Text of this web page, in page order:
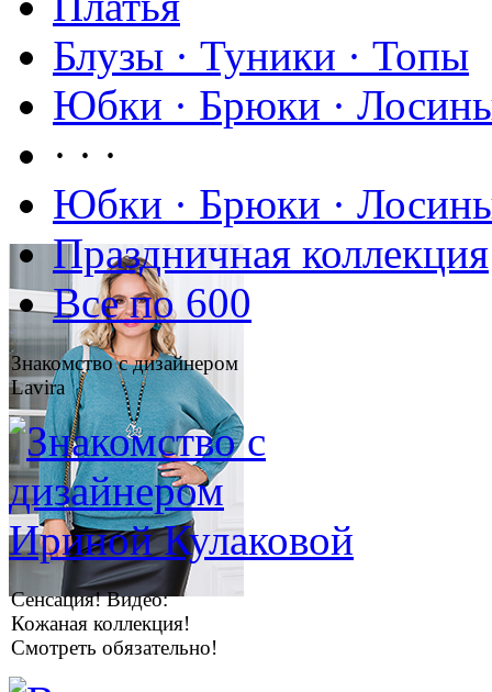
Блузы · Туники · Топы
Юбки · Брюки ·
· · ·
Юбки · Брюки ·
Праздничная коллекция
Все по 600
Знакомство с дизайнером
Lavira
Сенсация! Видео:
Кожаная коллекция!
Смотреть обязательно!